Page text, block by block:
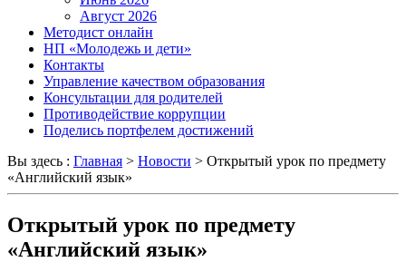
Август 2026
Методист онлайн
НП «Молодежь и дети»
Контакты
Управление качеством образования
Консультации для родителей
Противодействие коррупции
Поделись портфелем достижений
Вы здесь : Главная > Новости > Открытый урок по предмету
«Английский язык»
Открытый урок по предмету
«Английский язык»